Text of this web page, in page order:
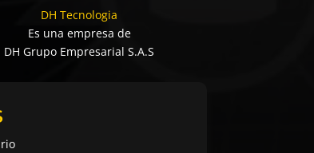
DH Tecnologia
Es una empresa de
DH Grupo Empresarial S.A.S